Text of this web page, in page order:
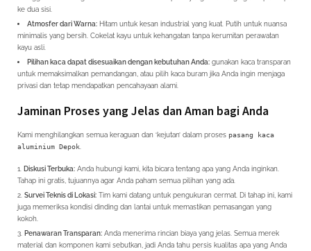
ke dua sisi.
Atmosfer dari Warna: Hitam untuk kesan industrial yang kuat. Putih untuk nuansa
minimalis yang bersih. Cokelat kayu untuk kehangatan tanpa kerumitan perawatan
kayu asli.
Pilihan kaca dapat disesuaikan dengan kebutuhan Anda: gunakan kaca transparan
untuk memaksimalkan pemandangan, atau pilih kaca buram jika Anda ingin menjaga
privasi dan tetap mendapatkan pencahayaan alami.
Jaminan Proses yang Jelas dan Aman bagi Anda
Kami menghilangkan semua keraguan dan ‘kejutan’ dalam proses pasang kaca
aluminium Depok
Diskusi Terbuka: Anda hubungi kami, kita bicara tentang apa yang Anda inginkan.
Tahap ini gratis, tujuannya agar Anda paham semua pilihan yang ada.
Survei Teknis di Lokasi: Tim kami datang untuk pengukuran cermat. Di tahap ini, kami
juga memeriksa kondisi dinding dan lantai untuk memastikan pemasangan yang
kokoh.
Penawaran Transparan: Anda menerima rincian biaya yang jelas. Semua merek
material dan komponen kami sebutkan, jadi Anda tahu persis kualitas apa yang Anda